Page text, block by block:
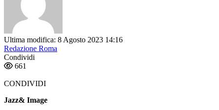
Ultima modifica: 8 Agosto 2023 14:16
Redazione Roma
Condividi
661
CONDIVIDI
Jazz& Image